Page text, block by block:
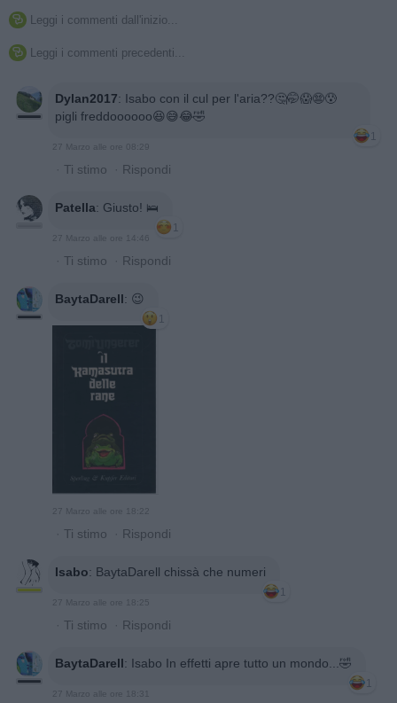
 Leggi i commenti dall'inizio...
 Leggi i commenti precedenti...
Dylan2017: Isabo con il cul per l'aria??🤔🤭😱😨😰
pigli freddoooooo😆😅😂🤣
1
27 Marzo alle ore 08:29
· Ti stimo · Rispondi
Patella: Giusto! 🛌
1
27 Marzo alle ore 14:46
· Ti stimo · Rispondi
BaytaDarell: 😉
1
27 Marzo alle ore 18:22
· Ti stimo · Rispondi
Isabo: BaytaDarell chissà che numeri
1
27 Marzo alle ore 18:25
· Ti stimo · Rispondi
BaytaDarell: Isabo In effetti apre tutto un mondo...🤣
1
27 Marzo alle ore 18:31